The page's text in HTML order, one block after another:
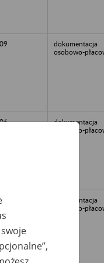
dokumentacja
osobowo-
dokumentacja
osobowo-
dokumentacja
osobowo-